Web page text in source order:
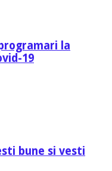
la
19
bune si vesti